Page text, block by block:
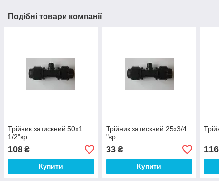
Подібні товари компанії
Трійник затискний 50х1
1/2"вр
108 ₴
Купити
Трійник затискний 25х3/4
"вр
33₴
Купити
116